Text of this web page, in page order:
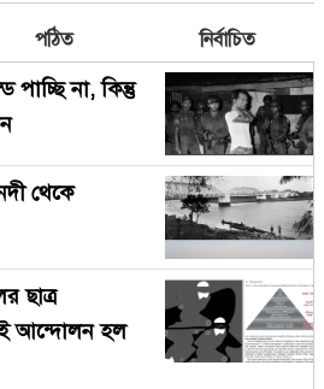
পঠিত নির্বাচিত
পাচ্ছি না, কিন্তু
থেকে
ছাত্র
আন্দোলন হল